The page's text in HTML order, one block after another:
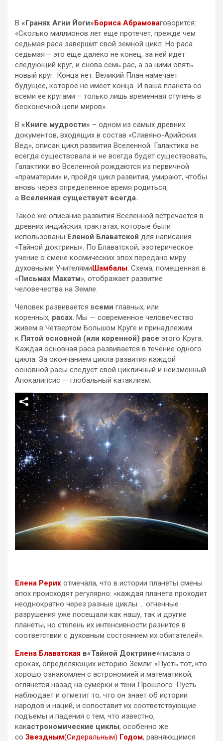
В «Гранях Агни Йоги»Бориса Абрамоваговорится:
«Сколько миллионов лет еще протечет, прежде чем
седьмая раса завершит свой земной цикл. Но раса
седьмая – это еще далеко не конец, за ней идет
следующий круг, и снова семь рас, а за ними опять
новый круг. Конца нет. Великий План намечает
будущее, которое не имеет конца. И ваша планета со
всеми ее кругами – только лишь временная ступень в
бесконечной цепи миров».
В «Книге мудрости» – одном из самых древних
документов, входящих в состав «Славяно-Арийских
Вед», описан цикл развития Вселенной. Галактика не
всегда существовала и не всегда будет существовать,
Галактики во Вселенной рождаются из первичной
«праматерии» и, пройдя цикл развития, умирают, чтобы
вновь через определенное время родиться,
а Вселенная существует всегда.
Такое же описание развития Вселенной встречается в
древних индийских трактатах, которые были
использованы Еленой Блаватской для написания
«Тайной доктрины». По Блаватской, эзотерическое
учение о смене космических эпох передано миру
духовными УчителямиШамбалы. Схема, помещенная в
«Письмах Махатм», отображает развитие
человечества на Земле.
Человек развивается всеми главных, или
коренных, расах. Мы — современное человечество
живем в Четвертом Большом Круге и принадлежим
к Пятой основной (или коренной) расе этого Круга.
Каждая основная раса развивается в течение одного
цикла. За окончанием цикла развития каждой
основной расы следует свой цикличный и неизменный
Апокалипсис — глобальный катаклизм.
Елена Рерих отмечала, что в истории планеты смены
эпох происходят регулярно: «каждая планета проходит
неоднократно через разные циклы … огненные
разрушения уже посещали как нашу, так и другие
планеты, но степень их интенсивности разнится в
соответствии с духовным состоянием их обитателей».
Елена Блаватская в«Тайной Доктрине»писала о
сроках, определяющих историю Земли: «Пусть тот, кто
хорошо ознакомлен с астрономией и математикой,
оглянется назад на сумерки и тени Прошлого. Пусть
наблюдает и отметит то, что он знает об истории
народов и наций, и сопоставит их соответствующие
подъемы и падения с тем, что известно,
какастрономические циклы, особенно же
со Звездным(Сидеральным) Годом, равняющимся